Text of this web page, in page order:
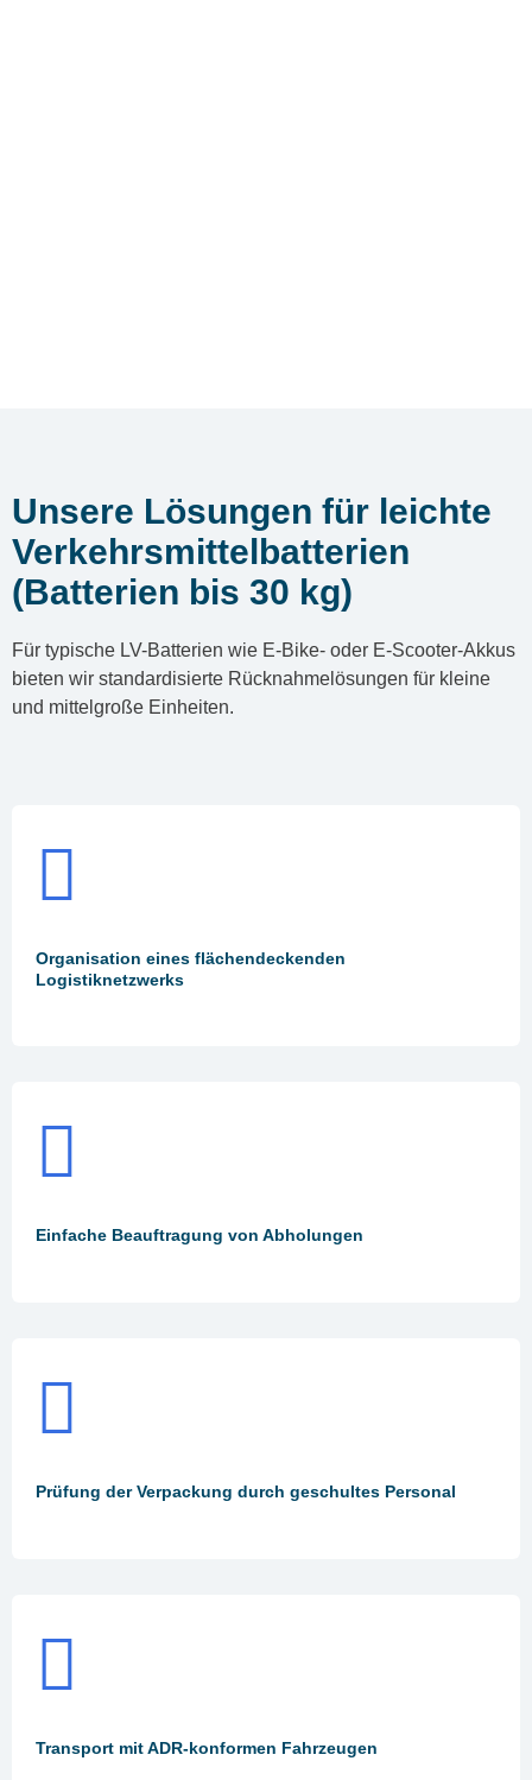
Unsere Lösungen für leichte
Verkehrsmittelbatterien
(Batterien bis 30 kg)
Für typische LV-Batterien wie E‑Bike- oder E‑Scooter-Akkus
bieten wir standardisierte Rücknahmelösungen für kleine
und mittelgroße Einheiten.
Organisation eines flächendeckenden
Logistiknetzwerks
Einfache Beauftragung von Abholungen
Prüfung der Verpackung durch geschultes Personal
Transport mit ADR-konformen Fahrzeugen